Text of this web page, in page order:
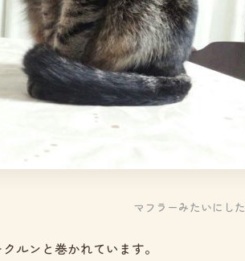
マフラーみたいにし
ルンと巻かれています。